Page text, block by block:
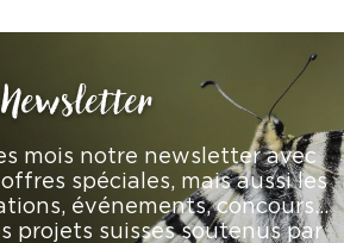
Newsletter
mois notre newsletter avec
spéciales, mais aussi les
événements, concours…
projets suisses soutenus par